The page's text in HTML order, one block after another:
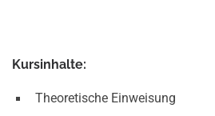
Kursinhalte:
Theoretische Einweisung